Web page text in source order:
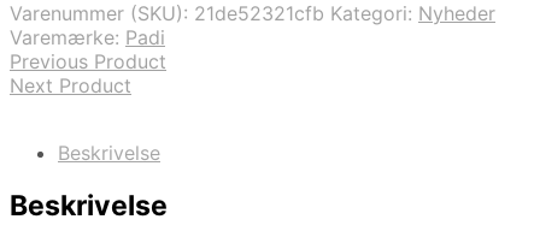
Varenummer (SKU): 21de52321cfb Kategori: Nyheder
Varemærke: Padi
Previous Product
Next Product
Beskrivelse
Beskrivelse